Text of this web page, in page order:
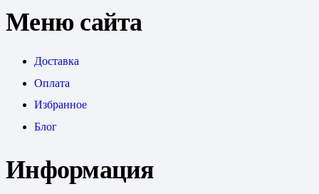
Меню сайта
Доставка
Оплата
Избранное
Блог
Информация